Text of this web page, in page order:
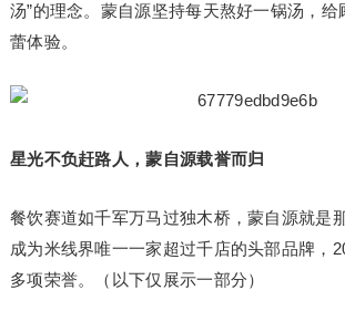
汤”的理念。蒙自源坚持每天熬好一锅汤，
蕾体验。
星光不负赶路人，蒙自源载誉而归
餐饮赛道如千军万马过独木桥，蒙自源就是
成为米线界唯一一家超过千店的头部品牌，
多项荣誉。（以下仅展示一部分）